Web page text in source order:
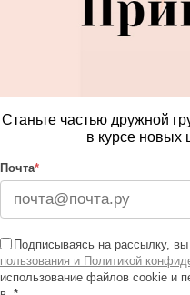
Станьте частью дружной
в курсе новых
Почта*
Подписываясь на рассылку,
пользования и Политикой
использование файлов cookie и